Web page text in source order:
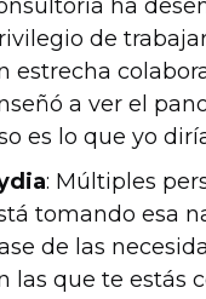
ha
de
estrecha
a ver el
es lo que yo
: Múltiples
tomando esa
de las
las que te estás